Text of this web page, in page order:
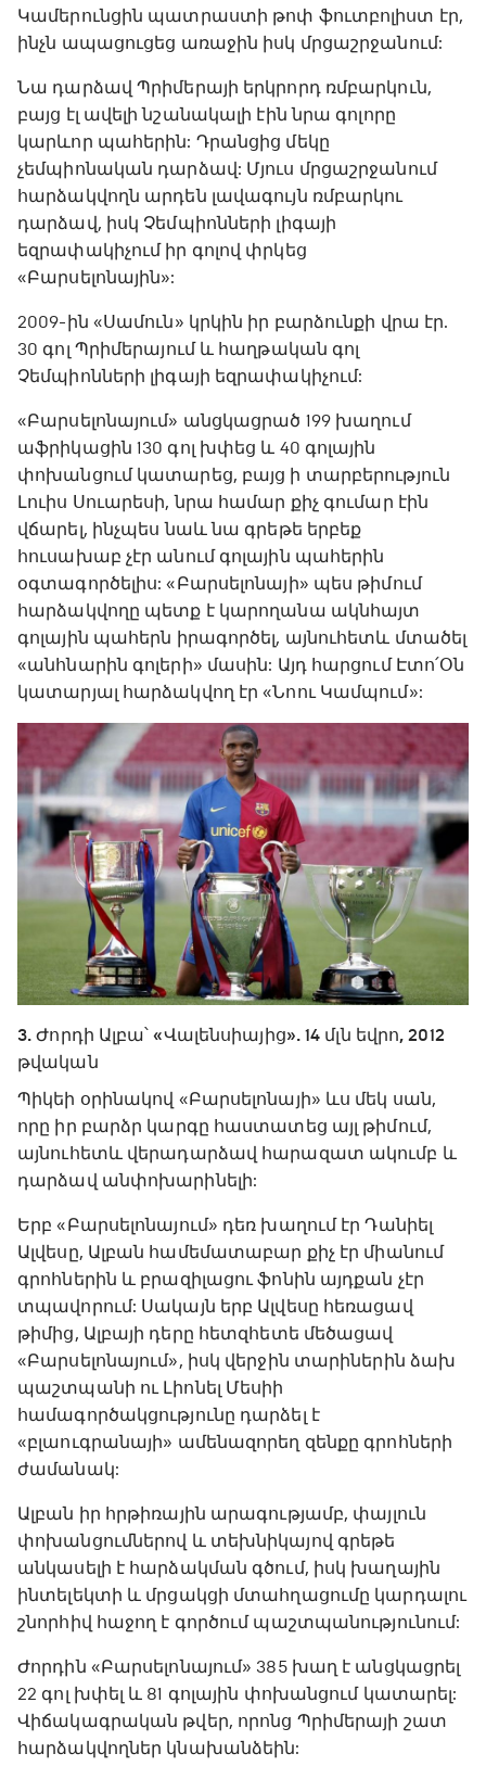
Կամերունցին պատրաստի թոփ ֆուտբոլիստ էր,
ինչն ապացուցեց առաջին իսկ մրցաշրջանում:
Նա դարձավ Պրիմերայի երկրորդ ռմբարկուն,
բայց էլ ավելի նշանակալի էին նրա գոլորը
կարևոր պահերին: Դրանցից մեկը
չեմպիոնական դարձավ: Մյուս մրցաշրջանում
հարձակվողն արդեն լավագույն ռմբարկու
դարձավ, իսկ Չեմպիոնների լիգայի
եզրափակիչում իր գոլով փրկեց
«Բարսելոնային»:
2009-ին «Սամուն» կրկին իր բարձունքի վրա էր.
30 գոլ Պրիմերայում և հաղթական գոլ
Չեմպիոնների լիգայի եզրափակիչում:
«Բարսելոնայում» անցկացրած 199 խաղում
աֆրիկացին 130 գոլ խփեց և 40 գոլային
փոխանցում կատարեց, բայց ի տարբերություն
Լուիս Սուարեսի, նրա համար քիչ գումար էին
վճարել, ինչպես նաև նա գրեթե երբեք
հուսախաբ չէր անում գոլային պահերին
օգտագործելիս: «Բարսելոնայի» պես թիմում
հարձակվողը պետք է կարողանա ակնհայտ
գոլային պահերն իրագործել, այնուհետև մտածել
«անհնարին գոլերի» մասին: Այդ հարցում Էտո՛Օն
կատարյալ հարձակվող էր «Նոու Կամպում»:
3. Ժորդի Ալբա՝ «Վալենսիայից». 14 մլն եվրո, 2012
թվական
Պիկեի օրինակով «Բարսելոնայի» ևս մեկ սան,
որը իր բարձր կարգը հաստատեց այլ թիմում,
այնուհետև վերադարձավ հարազատ ակումբ և
դարձավ անփոխարինելի:
Երբ «Բարսելոնայում» դեռ խաղում էր Դանիել
Ալվեսը, Ալբան համեմատաբար քիչ էր միանում
գրոհներին և բրազիլացու ֆոնին այդքան չէր
տպավորում: Սակայն երբ Ալվեսը հեռացավ
թիմից, Ալբայի դերը հետզհետե մեծացավ
«Բարսելոնայում», իսկ վերջին տարիներին ձախ
պաշտպանի ու Լիոնել Մեսիի
համագործակցությունը դարձել է
«բլաուգրանայի» ամենազորեղ զենքը գրոհների
ժամանակ:
Ալբան իր հրթիռային արագությամբ, փայլուն
փոխանցումներով և տեխնիկայով գրեթե
անկասելի է հարձակման գծում, իսկ խաղային
ինտելեկտի և մրցակցի մտահղացումը կարդալու
շնորհիվ հաջող է գործում պաշտպանությունում:
Ժորդին «Բարսելոնայում» 385 խաղ է անցկացրել
22 գոլ խփել և 81 գոլային փոխանցում կատարել:
Վիճակագրական թվեր, որոնց Պրիմերայի շատ
հարձակվողներ կնախանձեին: